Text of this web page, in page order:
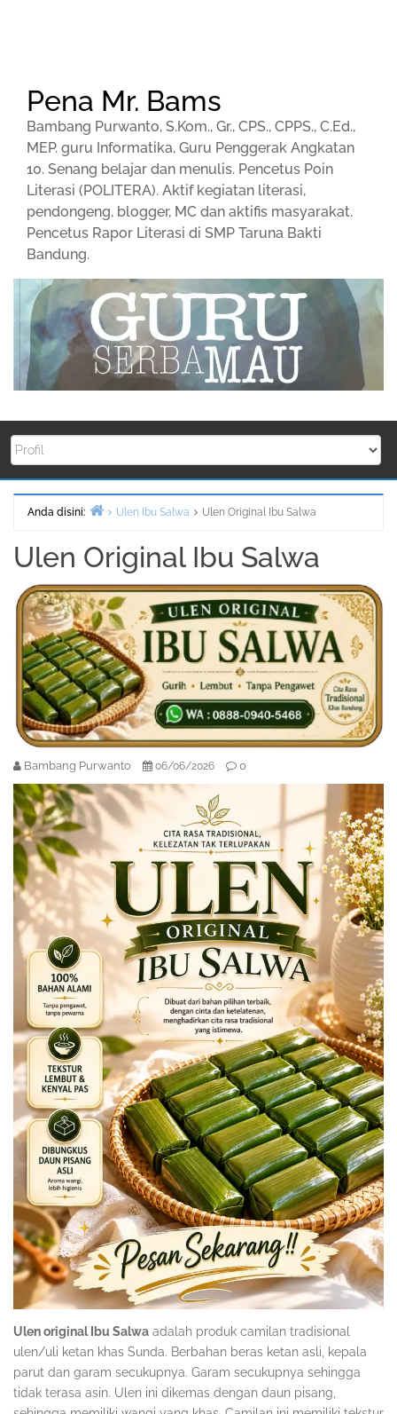
Pena Mr. Bams
Bambang Purwanto, S.Kom., Gr., CPS., CPPS., C.Ed.,
MEP. guru Informatika, Guru Penggerak Angkatan
10. Senang belajar dan menulis. Pencetus Poin
Literasi (POLITERA). Aktif kegiatan literasi,
pendongeng, blogger, MC dan aktifis masyarakat.
Pencetus Rapor Literasi di SMP Taruna Bakti
Bandung.
Anda disini:
Ulen Ibu Salwa Ulen Original Ibu Salwa
Ulen Original Ibu Salwa
Bambang Purwanto 06/06/2026 0
Ulen original Ibu Salwa adalah produk camilan tradisional
ulen/uli ketan khas Sunda. Berbahan beras ketan asli, kepala
parut dan garam secukupnya. Garam secukupnya sehingga
tidak terasa asin. Ulen ini dikemas dengan daun pisang,